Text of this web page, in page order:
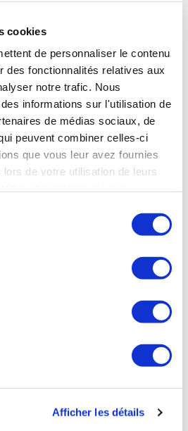
cookies
de personnaliser le contenu
des fonctionnalités relatives aux
notre trafic. Nous
informations sur l'utilisation de
de médias sociaux, de
peuvent combiner celles-ci
que vous leur avez fournies
de votre utilisation de leurs
Afficher les détails
Trappier sur BFM Business
Aviation et Président de
5 décembre, de « La Grande
les excellentes perspectives
pas les périodes d’intensification
est un équipement de dissuasion
pays. Les pays les plus vulnérables
est « en discussion avec les
l’acquisition de 54 Rafale ». Avec la
contrat », pour l’acquisition de 26
Aviation devrait atteindre les 500
et 192 pour l’armée française),
42 commandes supplémentaires
par l’Indonésie. En ce qui
Dassault Aviation à Saint-Cloud. Le